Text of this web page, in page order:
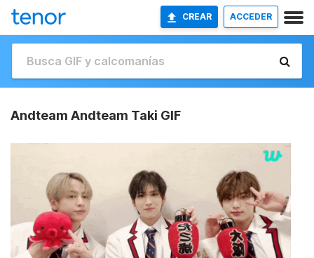
CREAR ACCEDER
Andteam Andteam Taki GIF